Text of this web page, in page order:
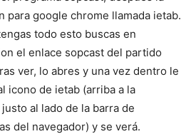
para google chrome llamada ietab.
todo esto buscas en
el enlace sopcast del partido
ver, lo abres y una vez dentro le
icono de ietab (arriba a la
al lado de la barra de
del navegador) y se verá.